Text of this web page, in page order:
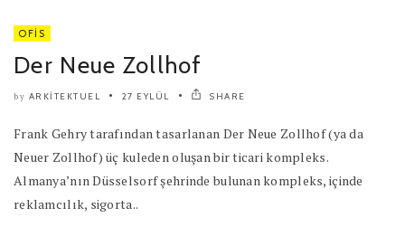
OFIS
Der Neue Zollhof
by ARKITEKTUEL 27 EYLÜL SHARE
Frank Gehry tarafından tasarlanan Der Neue Zollhof (ya da
Neuer Zollhof) üç kuleden oluşan bir ticari kompleks.
Almanya’nın Düsselsorf şehrinde bulunan kompleks, içinde
reklamcılık, sigorta..